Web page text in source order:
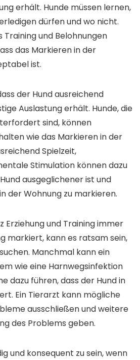
erhält. Hunde müssen lernen,
dürfen und wo nicht.
und Belohnungen
das Markieren in der
ist.
der Hund ausreichend
Auslastung erhält. Hunde, die
sind, können
wie das Markieren in der
Spielzeit,
Stimulation können dazu
ausgeglichener ist und
der Wohnung zu markieren.
Erziehung und Training immer
markiert, kann es ratsam sein,
Manchmal kann ein
wie eine Harnwegsinfektion
dazu führen, dass der Hund in
Ein Tierarzt kann mögliche
ausschließen und weitere
des Problems geben.
und konsequent zu sein, wenn